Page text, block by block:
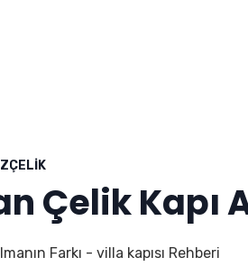
Çelik Kapı
Farkı - villa kapısı Rehberi